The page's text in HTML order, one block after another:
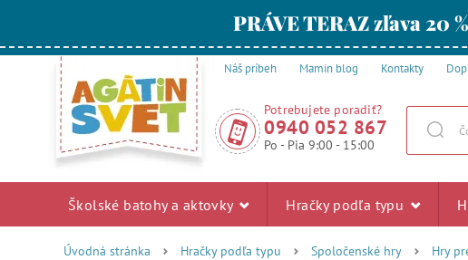
PRÁVE TERAZ zľava 20
Náš príbeh Mamin blog Kontakty
Potrebujete poradiť?
0940 052 867
Po - Pia 9:00 - 15:00
Školské batohy a aktovky Hračky podľa typu
Úvodná stránka Hračky podľa typu Spoločenské hry Hry